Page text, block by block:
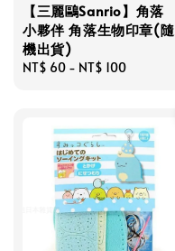
【三麗鷗Sanrio】角落
小夥伴 角落生物印章(隨
機出貨)
Regular
NT$ 60 - NT$ 100